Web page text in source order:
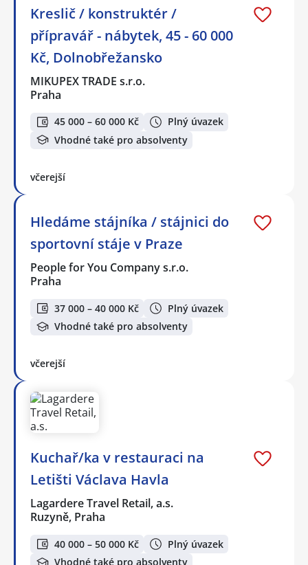
Kreslič / konstruktér /
přípravář - nábytek, 45 - 60 000
Kč, Dolnobřežansko
MIKUPEX TRADE s.r.o.
Praha
45 000 – 60 000 Kč
Plný úvazek
Vhodné také pro absolventy
včerejší
Hledáme stájníka / stájnici do
sportovní stáje v Praze
People for You Company s.r.o.
Praha
37 000 – 40 000 Kč
Plný úvazek
Vhodné také pro absolventy
včerejší
Kuchař/ka v restauraci na
Letišti Václava Havla
Lagardere Travel Retail, a.s.
Ruzyně, Praha
40 000 – 50 000 Kč
Plný úvazek
Vhodné také pro absolventy